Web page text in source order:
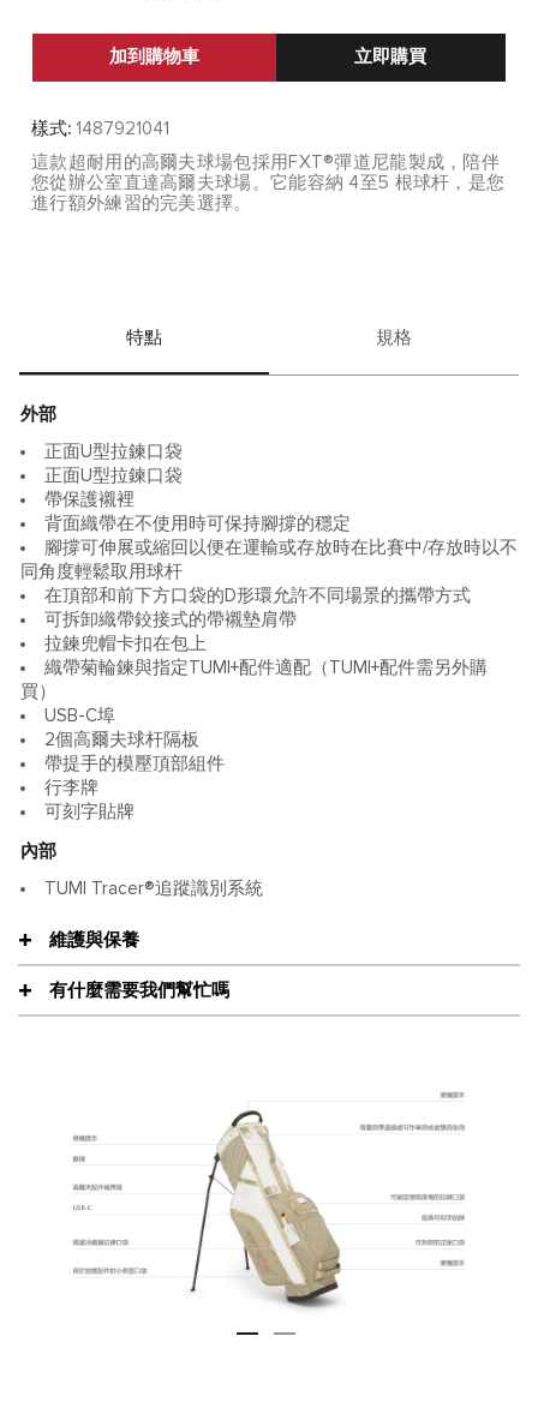
加到購物車 立即購買
樣式: 1487921041
這款超耐用的高爾夫球場包採用FXT®彈道尼龍製成，陪伴
您從辦公室直達高爾夫球場。它能容納 4至5 根球杆，是您
進行額外練習的完美選擇。
特點 規格
外部
正面U型拉鍊口袋
正面U型拉鍊口袋
帶保護襯裡
背面織帶在不使用時可保持腳撐的穩定
腳撐可伸展或縮回以便在運輸或存放時在比賽中/存放時以不
同角度輕鬆取用球杆
在頂部和前下方口袋的D形環允許不同場景的攜帶方式
可拆卸織帶鉸接式的帶襯墊肩帶
拉鍊兜帽卡扣在包上
織帶菊輪鍊與指定TUMI+配件適配（TUMI+配件需另外購
買）
USB-C埠
2個高爾夫球杆隔板
帶提手的模壓頂部組件
行李牌
可刻字貼牌
內部
TUMI Tracer®追蹤識別系統
維護與保養
有什麼需要我們幫忙嗎